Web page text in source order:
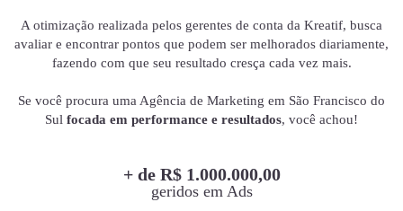
A otimização realizada pelos gerentes de conta da Kreatif, busca
avaliar e encontrar pontos que podem ser melhorados diariamente,
fazendo com que seu resultado cresça cada vez mais.
Se você procura uma Agência de Marketing em São Francisco do
Sul focada em performance e resultados, você achou!
+ de R$ 1.000.000,00
geridos em Ads